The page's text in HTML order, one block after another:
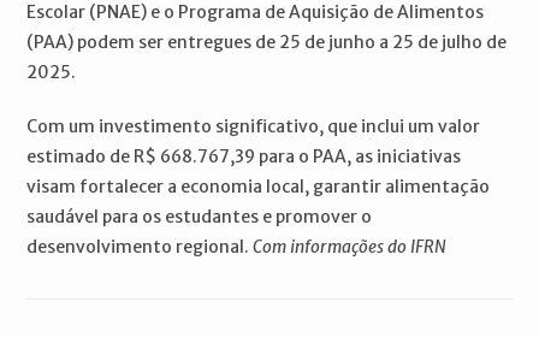
Escolar (PNAE) e o Programa de Aquisição de Alimentos
(PAA) podem ser entregues de 25 de junho a 25 de julho de
2025.
Com um investimento significativo, que inclui um valor
estimado de R$ 668.767,39 para o PAA, as iniciativas
visam fortalecer a economia local, garantir alimentação
saudável para os estudantes e promover o
desenvolvimento regional.Com informações do IFRN